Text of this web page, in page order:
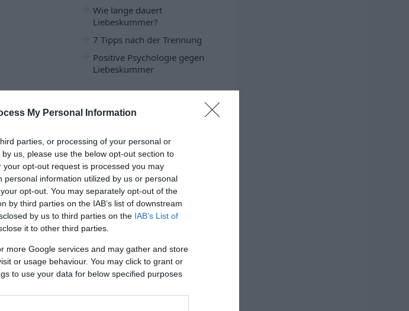
My Personal Information
parties, or processing of your personal or
us, please use the below opt-out section to
opt-out request is processed you may
information utilized by us or personal
opt-out. You may separately opt-out of the
by third parties on the IAB’s list of downstream
by us to third parties on the IAB’s List of
it to other third parties.
more Google services and may gather and store
or usage behaviour. You may click to grant or
to use your data for below specified purposes
Wie lange dauert
Liebeskummer?
7 Tipps nach der Trennung
Positive Psychologie gegen
Liebeskummer
Ex zurück gewinnen